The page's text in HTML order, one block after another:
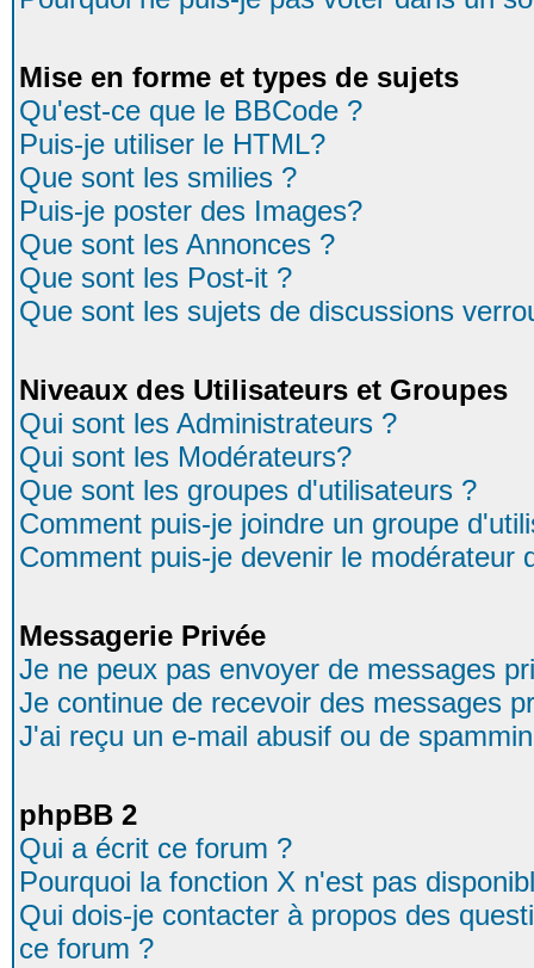
Mise en forme et types de sujets
Qu'est-ce que le BBCode ?
Puis-je utiliser le HTML?
Que sont les smilies ?
Puis-je poster des Images?
Que sont les Annonces ?
Que sont les Post-it ?
Que sont les sujets de discussions
Niveaux des Utilisateurs et Groupes
Qui sont les Administrateurs ?
Qui sont les Modérateurs?
Que sont les groupes d'utilisateurs ?
Comment puis-je joindre un groupe
Comment puis-je devenir le modérateur
Messagerie Privée
Je ne peux pas envoyer de messages
Je continue de recevoir des messages
J'ai reçu un e-mail abusif ou de
phpBB 2
Qui a écrit ce forum ?
Pourquoi la fonction X n'est pas
Qui dois-je contacter à propos des
ce forum ?